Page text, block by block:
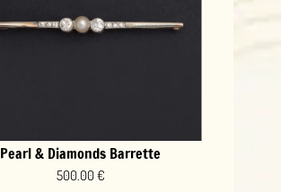
Pearl & Diamonds Barrette
500.00 €